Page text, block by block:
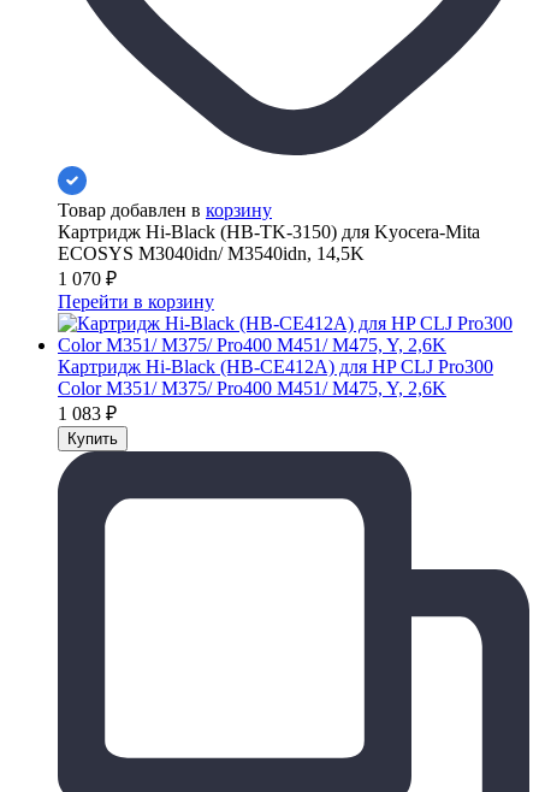
Товар добавлен в корзину
Картридж Hi-Black (HB-TK-3150) для Kyocera-Mita
ECOSYS M3040idn/ M3540idn, 14,5K
1 070 ₽
Перейти в корзину
Картридж Hi-Black (HB-CE412A) для HP CLJ Pro300
Color M351/ M375/ Pro400 M451/ M475, Y, 2,6K
1 083 ₽